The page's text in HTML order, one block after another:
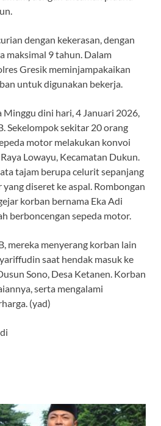
dengan kekerasan, dengan
maksimal 9 tahun. Dalam
Gresik meminjampakaikan
untuk digunakan bekerja.
dini hari, 4 Januari 2026,
Sekelompok sekitar 20 orang
motor melakukan konvoi
Lowayu, Kecamatan Dukun.
tajam berupa celurit sepanjang
diseret ke aspal. Rombongan
korban bernama Eka Adi
berboncengan sepeda motor.
mereka menyerang korban lain
saat hendak masuk ke
Sono, Desa Ketanen. Korban
serta mengalami
(yad)